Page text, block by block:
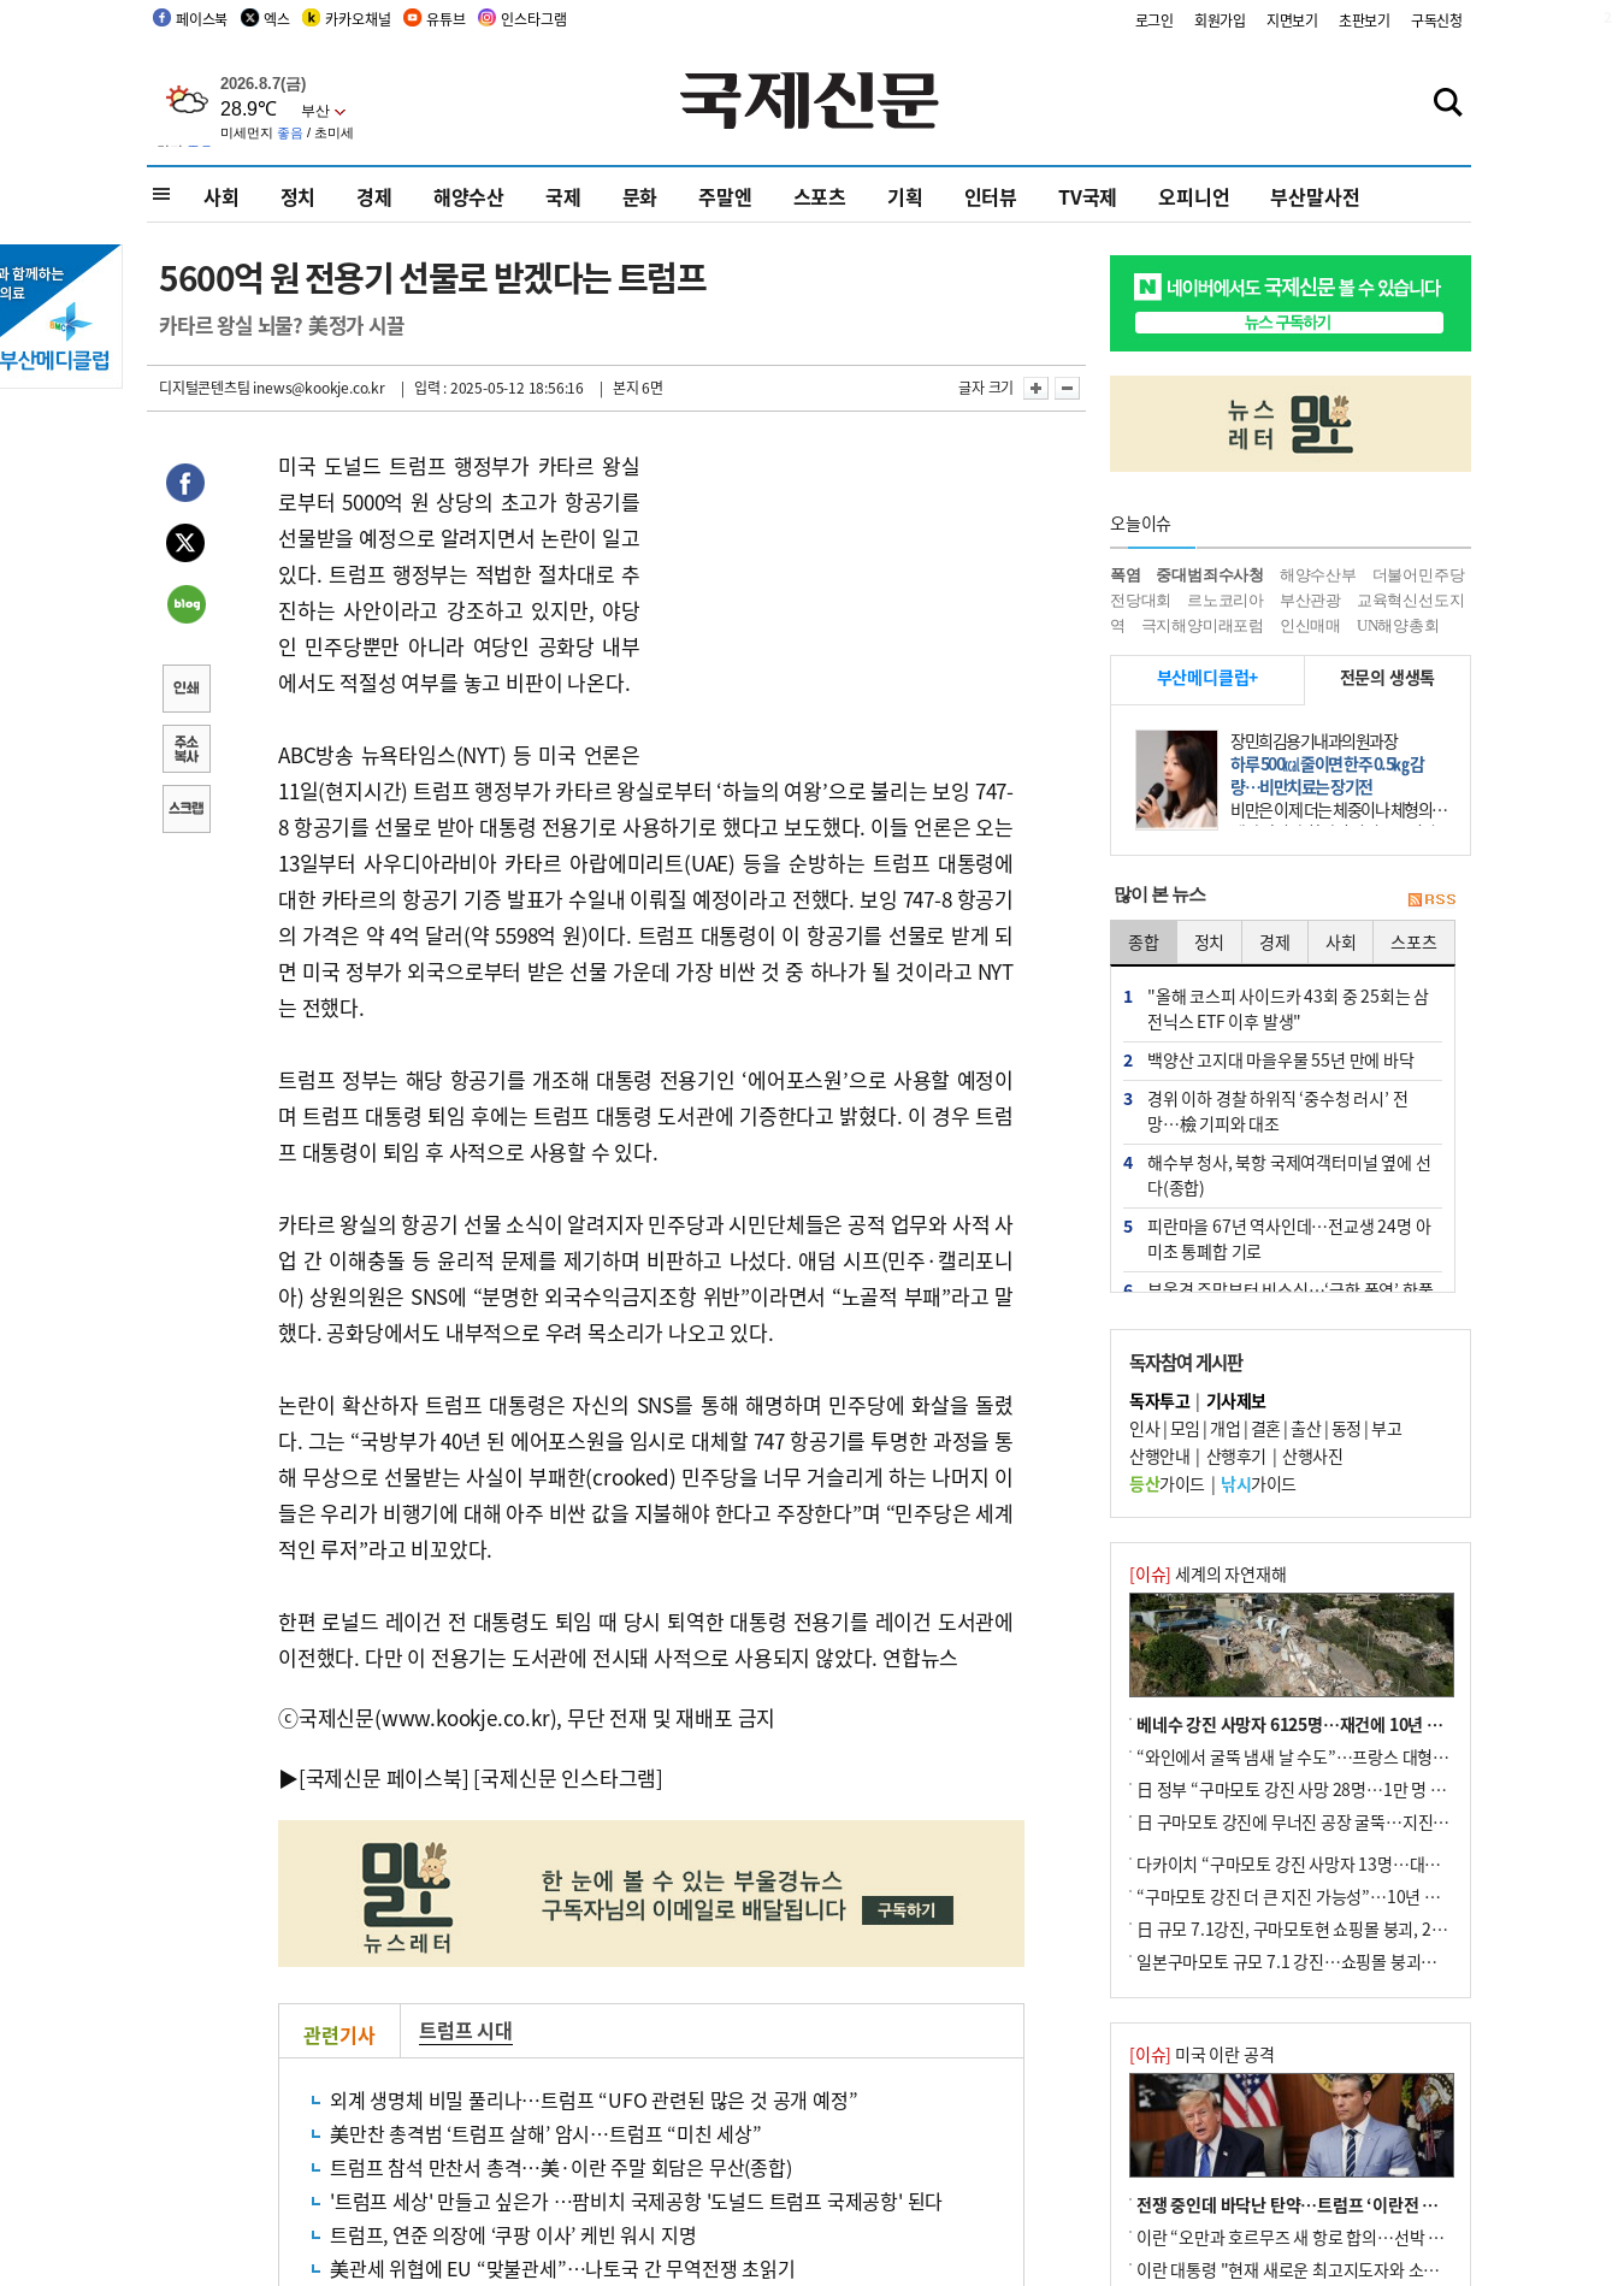
페이스북 엑스 카카오채널 유튜브 인스타그램 로그인 회원가입 지면보기 초판보기 구독신청
사회 정치 경제 해양수산 국제 문화 주말엔 스포츠 기획 인터뷰 TV국제 오피니언 부산말사전
5600억 원 전용기 선물로 받겠다는 트럼프
카타르 왕실 뇌물? 美정가 시끌
디지털콘텐츠팀 inews@kookje.co.kr | 입력 : 2025-05-12 18:56:16 | 본지 6면 글자 크기
미국 도널드 트럼프 행정부가 카타르 왕실
로부터 5000억 원 상당의 초고가 항공기를
선물받을 예정으로 알려지면서 논란이 일고
있다. 트럼프 행정부는 적법한 절차대로 추
진하는 사안이라고 강조하고 있지만, 야당
인 민주당뿐만 아니라 여당인 공화당 내부
에서도 적절성 여부를 놓고 비판이 나온다.
ABC방송 뉴욕타임스(NYT) 등 미국 언론은
11일(현지시간) 트럼프 행정부가 카타르 왕실로부터 ‘하늘의 여왕’으로 불리는 보잉 747-
8 항공기를 선물로 받아 대통령 전용기로 사용하기로 했다고 보도했다. 이들 언론은 오는
13일부터 사우디아라비아 카타르 아랍에미리트(UAE) 등을 순방하는 트럼프 대통령에
대한 카타르의 항공기 기증 발표가 수일내 이뤄질 예정이라고 전했다. 보잉 747-8 항공기
의 가격은 약 4억 달러(약 5598억 원)이다. 트럼프 대통령이 이 항공기를 선물로 받게 되
면 미국 정부가 외국으로부터 받은 선물 가운데 가장 비싼 것 중 하나가 될 것이라고 NYT
는 전했다.
트럼프 정부는 해당 항공기를 개조해 대통령 전용기인 ‘에어포스원’으로 사용할 예정이
며 트럼프 대통령 퇴임 후에는 트럼프 대통령 도서관에 기증한다고 밝혔다. 이 경우 트럼
프 대통령이 퇴임 후 사적으로 사용할 수 있다.
카타르 왕실의 항공기 선물 소식이 알려지자 민주당과 시민단체들은 공적 업무와 사적 사
업 간 이해충돌 등 윤리적 문제를 제기하며 비판하고 나섰다. 애덤 시프(민주·캘리포니
아) 상원의원은 SNS에 “분명한 외국수익금지조항 위반”이라면서 “노골적 부패”라고 말
했다. 공화당에서도 내부적으로 우려 목소리가 나오고 있다.
논란이 확산하자 트럼프 대통령은 자신의 SNS를 통해 해명하며 민주당에 화살을 돌렸
다. 그는 “국방부가 40년 된 에어포스원을 임시로 대체할 747 항공기를 투명한 과정을 통
해 무상으로 선물받는 사실이 부패한(crooked) 민주당을 너무 거슬리게 하는 나머지 이
들은 우리가 비행기에 대해 아주 비싼 값을 지불해야 한다고 주장한다”며 “민주당은 세계
적인 루저”라고 비꼬았다.
한편 로널드 레이건 전 대통령도 퇴임 때 당시 퇴역한 대통령 전용기를 레이건 도서관에
이전했다. 다만 이 전용기는 도서관에 전시돼 사적으로 사용되지 않았다. 연합뉴스
ⓒ국제신문(www.kookje.co.kr), 무단 전재 및 재배포 금지
▶[국제신문 페이스북] [국제신문 인스타그램]
관련기사 트럼프 시대
외계 생명체 비밀 풀리나…트럼프 “UFO 관련된 많은 것 공개 예정”
美만찬 총격범 ‘트럼프 살해’ 암시…트럼프 “미친 세상”
트럼프 참석 만찬서 총격…美·이란 주말 회담은 무산(종합)
'트럼프 세상' 만들고 싶은가 …팜비치 국제공항 '도널드 트럼프 국제공항' 된다
트럼프, 연준 의장에 ‘쿠팡 이사’ 케빈 워시 지명
美관세 위협에 EU “맞불관세”…나토국 간 무역전쟁 초읽기
오늘이슈
폭염 중대범죄수사청 해양수산부
더불어민주당
전당대회
르노코리아 부산관광
교육혁신선도지
역
극지해양미래포럼 인신매매 UN해양총회
부산메디클럽+ 전문의 생생톡
장민희김용기내과의원과장
하루 500㎉ 줄이면 한주 0.5㎏ 감
량…비만치료는 장기전
비만은 이제 더는 체중이나 체형의 문
제가 아니다. 하나의 질병으로 인지
하고 치료와 관리를 해야 한다. 세계
많이 본 뉴스
종합 정치 경제 사회 스포츠
1
"올해 코스피 사이드카 43회 중 25회는 삼
전닉스 ETF 이후 발생"
2
백양산 고지대 마을우물 55년 만에 바닥
3
경위 이하 경찰 하위직 ‘중수청 러시’ 전
망…檢 기피와 대조
4
해수부 청사, 북항 국제여객터미널 옆에 선
다(종합)
5
피란마을 67년 역사인데…전교생 24명 아
미초 통폐합 기로
6
부울경 주말부터 비소식…‘극한 폭염’ 한풀
7
“낙동강권 삼락·을숙도·다대포 연결해 서
부산 관광 키우자”
8
오늘의 날씨- 2026년 8월 7일
9
외국인 선원 ‘인신매매 경유지’ 된 부산…
우려가 현실로
10 [사설] 해수부 신청사 북항으로 확정, 해양
수도 도약의 전환점
독자참여 게시판
독자투고| 기사제보
인사|모임 | 개업 | 결혼|출산|동정 |부고
산행안내 | 산행후기 | 산행사진
등산가이드| 낚시가이드
[이슈] 세계의 자연재해
베네수 강진 사망자 6125명…재건에 10년 이상 걸릴수도
“와인에서 굴뚝 냄새 날 수도”…프랑스 대형 산불에 보르도 와인 품질 위협
日 정부 “구마모토 강진 사망 28명…1만 명 대피”
日 구마모토 강진에 무너진 공장 굴뚝…지진 사망자 최소 13명
다카이치 “구마모토 강진 사망자 13명…대규모 피해 확인”
“구마모토 강진 더 큰 지진 가능성”…10년 전 지진에 단층 재활성
日 규모 7.1강진, 구마모토현 쇼핑몰 붕괴, 2명 사망
일본구마모토 규모 7.1 강진…쇼핑몰 붕괴로 직원 20여 명 갇힌 듯
[이슈] 미국 이란 공격
전쟁 중인데 바닥난 탄약…트럼프 ‘이란전 무기고갈’ 국방장관 질책
이란 “오만과 호르무즈 새 항로 합의…선박 안전은 보장 못해”
이란 대통령 "현재 새로운 최고지도자와 소통 어려운 상황"